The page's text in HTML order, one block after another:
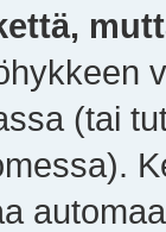
(tai